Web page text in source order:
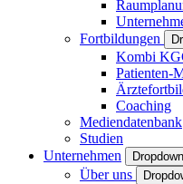
Fortbildungen
Kombi
Patienten-
Coaching
Mediendatenbank
Studien
Unternehmen
Über uns